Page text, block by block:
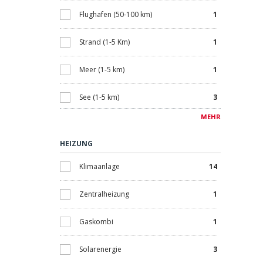
Smart-Home System 1
Solarium 13
Lagerraum 5
Terrasse 15
Elektrogeräte 4
Flughafen (50-100 km) 1
Strand (1-5 Km) 1
Meer (1-5 km) 1
See (1-5 km) 3
Schöne Naturansicht 3
Stadtblick 1
Blick auf den Wald 2
Golfblick 2
MEHR
HEIZUNG
Klimaanlage 14
Zentralheizung 1
Gaskombi 1
Solarenergie 3